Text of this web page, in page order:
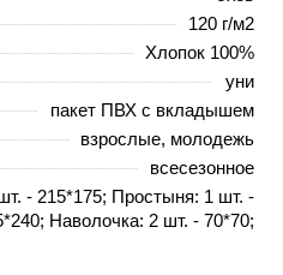
120 г/м2
Хлопок 100%
уни
пакет ПВХ с вкладышем
взрослые, молодежь
всесезонное
- 215*175; Простыня: 1 шт. -
Наволочка: 2 шт. - 70*70;